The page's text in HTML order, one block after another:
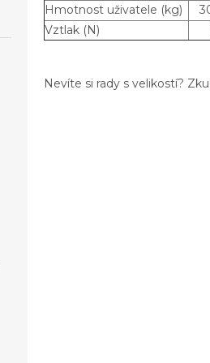
Hmotnost uživatele (kg)
Vztlak (N)
Nevíte si rady s velikostí?